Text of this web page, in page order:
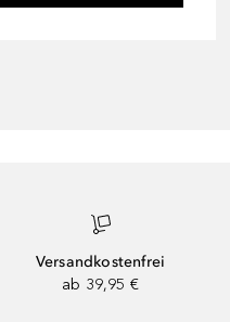
Versandkostenfrei
ab 39,95 €